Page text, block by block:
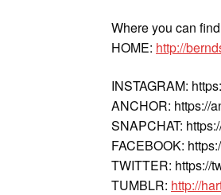
Where you can
HOME: http://
INSTAGRAM:
ANCHOR: https://
SNAPCHAT:
FACEBOOK:
TWITTER: https://
TUMBLR: http://